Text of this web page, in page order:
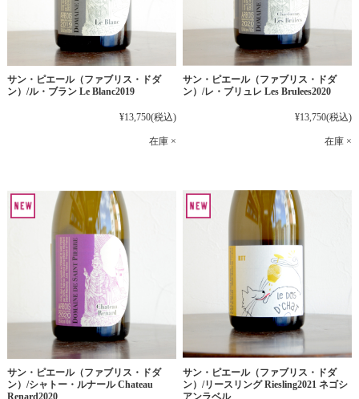
サン・ピエール（ファブリス・ドダ
ン）/ル・ブラン Le Blanc2019
¥13,750(税込)
在庫 ×
サン・ピエール（ファブリス・ドダ
ン）/レ・ブリュレ Les Brulees2020
¥13,750(税込)
在庫 ×
サン・ピエール（ファブリス・ドダ
ン）/シャトー・ルナール Chateau
サン・ピエール（ファブリス・ドダ
ン）/リースリング Riesling2021 ネゴシ